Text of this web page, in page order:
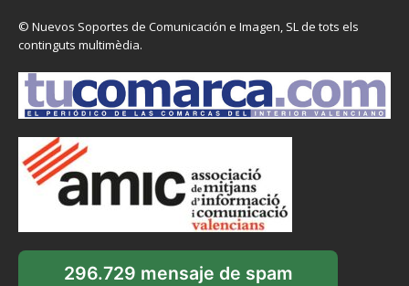
© Nuevos Soportes de Comunicación e Imagen, SL de tots els
continguts multimèdia.
296.729 mensaje de spam